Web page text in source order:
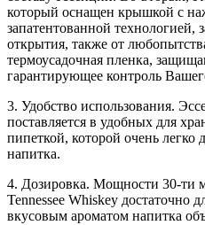
который оснащен крышкой с
запатентованной
открытия, также от
термоусадочная пленка,
гарантирующее контроль
3. Удобство использования.
поставляется в удобных для
пипеткой, которой очень легко
напитка.
4. Дозировка. Мощности 30-ти
Tennessee Whiskey
вкусовым ароматом напитка